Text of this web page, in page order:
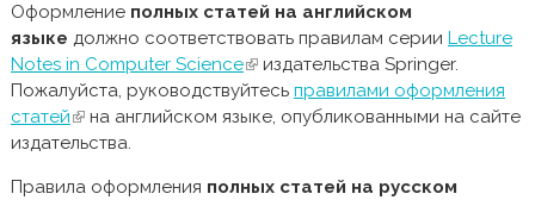
Оформление полных статей на английском
языке должно соответствовать правилам серии Lecture
Notes in Computer Science(внешняя ссылка)
издательства Springer.
Пожалуйста, руководствуйтесь правилами оформления
статей(внешняя ссылка)
на английском языке, опубликованными на сайте
издательства.
Правила оформления полных статей на русском